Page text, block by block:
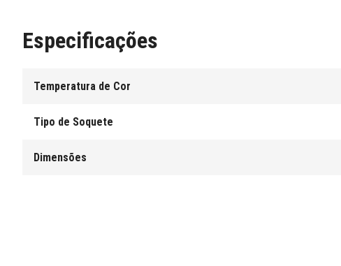
Especificações
Temperatura de Cor
Tipo de Soquete
Dimensões